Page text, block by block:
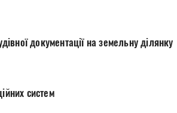
документації на земельну ділянку
систем